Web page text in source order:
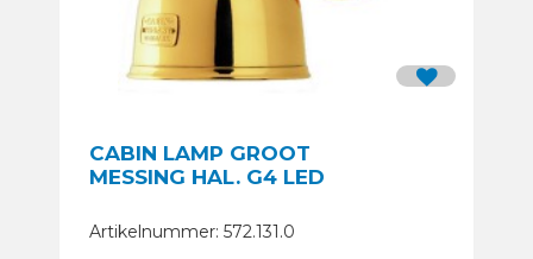
CABIN LAMP GROOT
MESSING HAL. G4 LED
Artikelnummer: 572.131.0